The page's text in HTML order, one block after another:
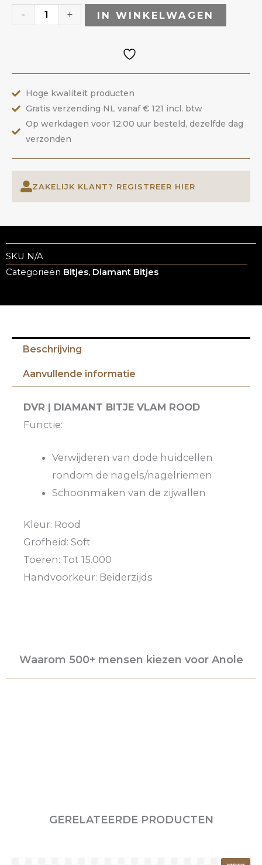
-
ANOLE
aantal
+ IN WINKELWAGEN
Hoge kwaliteit producten
Gratis verzending NL vanaf € 121 incl. btw
Op werkdagen voor 12.00 uur besteld, dezelfde dag
verzonden
ZAKELIJK KLANT? REGISTREER HIER
SKU N/A
Categorieën Bitjes, Diamant Bitjes
Beschrijving
Aanvullende informatie
DVR | DIAMANT BITJE VLAM ROOD
Functie:
Verwijderen van dode huidcellen
rondom de nagels/nagelriemen
Schoonmaken van de zijwallen
Kleur: Rood
Grofheid: Soft
Toeren: Tot 15.000
Handvoorkeur: Beiderzijds
Waarom 500+ mensen kiezen voor Anole
GERELATEERDE PRODUCTEN